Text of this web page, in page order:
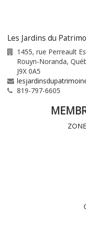
Les Jardins du
1455, rue Perreault
Rouyn-Noranda,
J9X 0A5
819-797-6605
ZONE